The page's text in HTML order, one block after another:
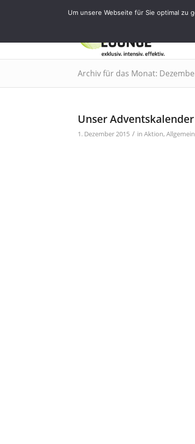
Tel.: 0911 - 2171 4565 |
Archiv für das Monat:
Unser
1. Dezember 2015 / in Aktion, Allgemein
Um unsere Webseite für Sie optimal zu